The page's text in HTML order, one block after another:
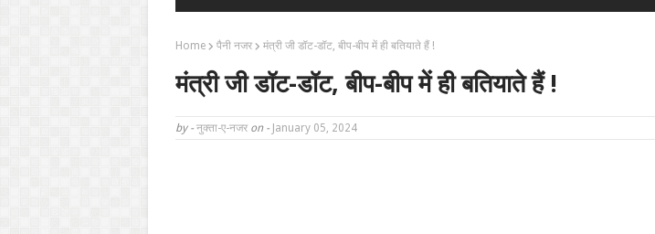
Home पैनी नजर मंत्री जी डॉट-डॉट, बीप-बीप में ही बतियाते हैं !
मंत्री जी डॉट-डॉट, बीप-बीप में ही बतियाते हैं !
by - नुक्ता-ए-नजर on - January 05, 2024